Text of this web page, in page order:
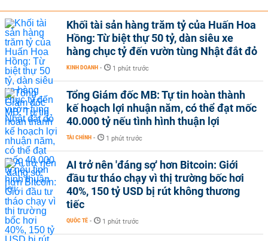
Khối tài sản hàng trăm tỷ của Huấn Hoa
Hồng: Từ biệt thự 50 tỷ, dàn siêu xe
hàng chục tỷ đến vườn tùng Nhật đắt đỏ
KINH DOANH - 1 phút trước
Tổng Giám đốc MB: Tự tin hoàn thành
kế hoạch lợi nhuận năm, có thể đạt mốc
40.000 tỷ nếu tình hình thuận lợi
TÀI CHÍNH - 1 phút trước
AI trở nên 'đáng sợ' hơn Bitcoin: Giới
đầu tư tháo chạy vì thị trường bốc hơi
40%, 150 tỷ USD bị rút không thương
tiếc
QUỐC TẾ - 1 phút trước